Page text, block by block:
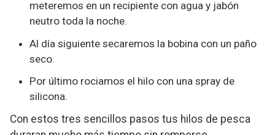
meteremos en un recipiente con agua y jabón
neutro toda la noche.
Al día siguiente secaremos la bobina con un paño
seco.
Por último rociamos el hilo con una spray de
silicona.
Con estos tres sencillos pasos tus hilos de pesca